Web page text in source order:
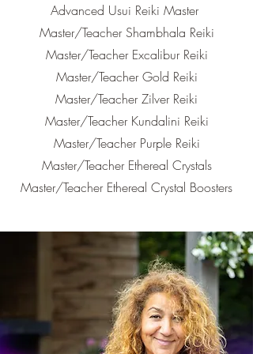
Advanced Usui Reiki Master
Master/Teacher Shambhala Reiki
Master/Teacher Excalibur Reiki
Master/Teacher Gold Reiki
Master/Teacher Zilver Reiki
Master/Teacher Kundalini Reiki
Master/Teacher Purple Reiki
Master/Teacher Ethereal Crystals
Master/Teacher Ethereal Crystal Boosters